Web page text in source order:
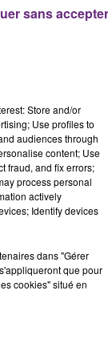
14h00 -
LA
Soiree
A
Store and/or
Use profiles to
audiences through
content; Use
fraud, and fix errors;
process personal
actively
Identify devices
dans "Gérer
que pour
cookies" situé en
sans accepter